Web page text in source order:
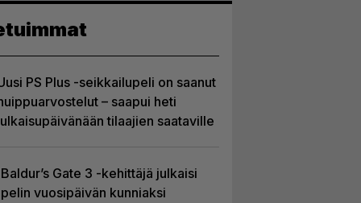
PS Plus -seikkailupeli on saanut
– saapui heti
tilaajien saataville
Baldur’s Gate 3 -kehittäjä julkaisi
pelin vuosipäivän kunniaksi